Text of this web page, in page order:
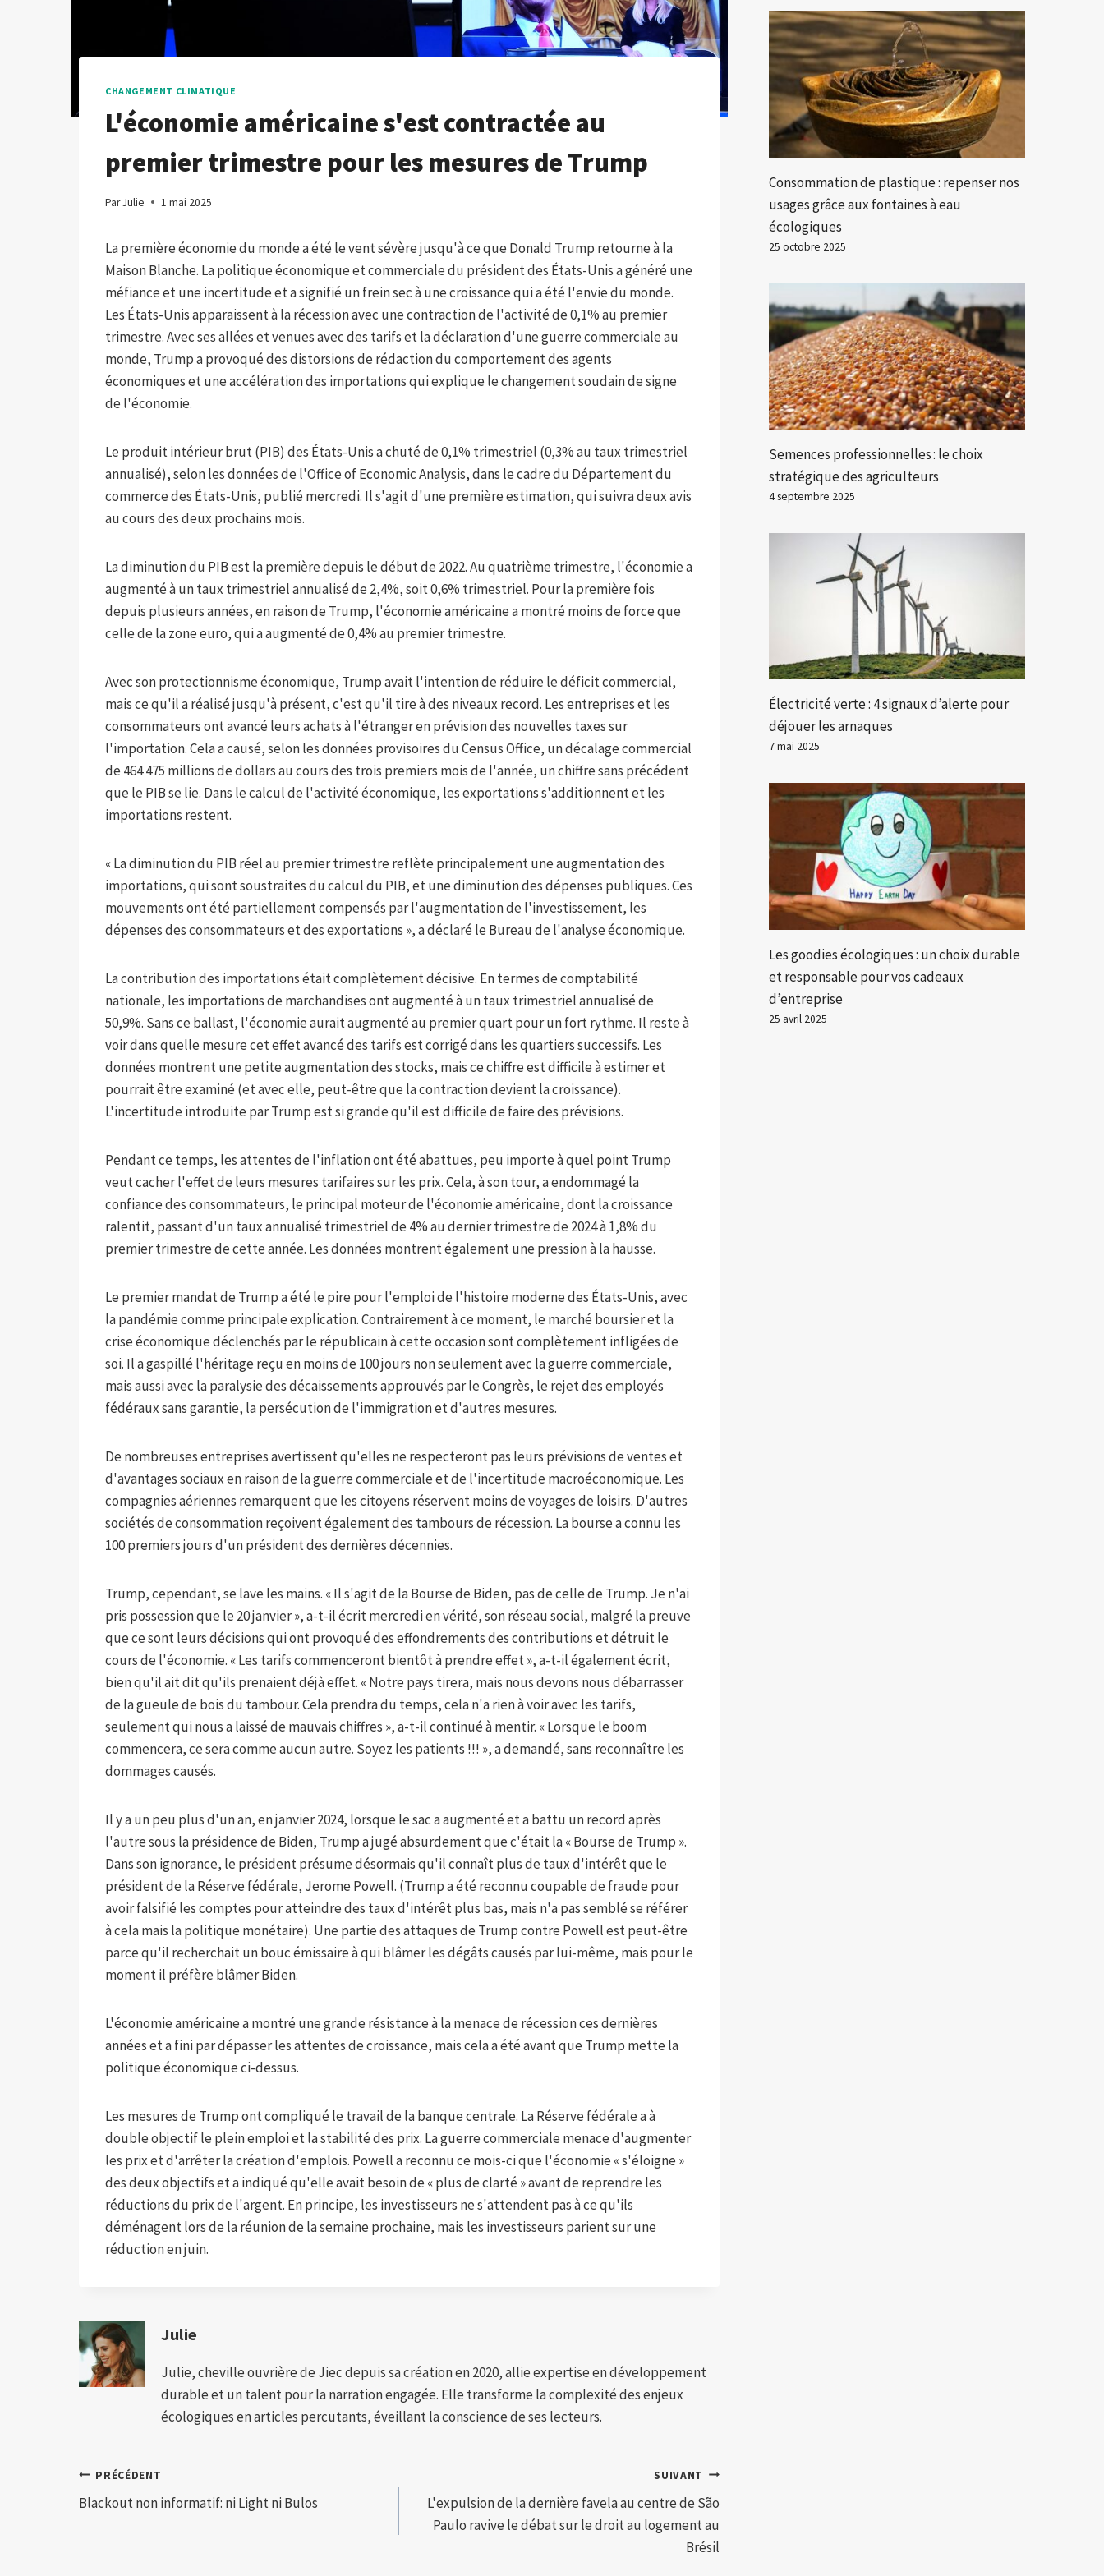
CHANGEMENT CLIMATIQUE
L'économie américaine s'est contractée au
premier trimestre pour les mesures de Trump
ParJulie 1 mai 2025
La première économie du monde a été le vent sévère jusqu'à ce que Donald Trump retourne à la
Maison Blanche. La politique économique et commerciale du président des États-Unis a généré une
méfiance et une incertitude et a signifié un frein sec à une croissance qui a été l'envie du monde.
Les États-Unis apparaissent à la récession avec une contraction de l'activité de 0,1% au premier
trimestre. Avec ses allées et venues avec des tarifs et la déclaration d'une guerre commerciale au
monde, Trump a provoqué des distorsions de rédaction du comportement des agents
économiques et une accélération des importations qui explique le changement soudain de signe
de l'économie.
Le produit intérieur brut (PIB) des États-Unis a chuté de 0,1% trimestriel (0,3% au taux trimestriel
annualisé), selon les données de l'Office of Economic Analysis, dans le cadre du Département du
commerce des États-Unis, publié mercredi. Il s'agit d'une première estimation, qui suivra deux avis
au cours des deux prochains mois.
La diminution du PIB est la première depuis le début de 2022. Au quatrième trimestre, l'économie a
augmenté à un taux trimestriel annualisé de 2,4%, soit 0,6% trimestriel. Pour la première fois
depuis plusieurs années, en raison de Trump, l'économie américaine a montré moins de force que
celle de la zone euro, qui a augmenté de 0,4% au premier trimestre.
Avec son protectionnisme économique, Trump avait l'intention de réduire le déficit commercial,
mais ce qu'il a réalisé jusqu'à présent, c'est qu'il tire à des niveaux record. Les entreprises et les
consommateurs ont avancé leurs achats à l'étranger en prévision des nouvelles taxes sur
l'importation. Cela a causé, selon les données provisoires du Census Office, un décalage commercial
de 464 475 millions de dollars au cours des trois premiers mois de l'année, un chiffre sans précédent
que le PIB se lie. Dans le calcul de l'activité économique, les exportations s'additionnent et les
importations restent.
« La diminution du PIB réel au premier trimestre reflète principalement une augmentation des
importations, qui sont soustraites du calcul du PIB, et une diminution des dépenses publiques. Ces
mouvements ont été partiellement compensés par l'augmentation de l'investissement, les
dépenses des consommateurs et des exportations », a déclaré le Bureau de l'analyse économique.
La contribution des importations était complètement décisive. En termes de comptabilité
nationale, les importations de marchandises ont augmenté à un taux trimestriel annualisé de
50,9%. Sans ce ballast, l'économie aurait augmenté au premier quart pour un fort rythme. Il reste à
voir dans quelle mesure cet effet avancé des tarifs est corrigé dans les quartiers successifs. Les
données montrent une petite augmentation des stocks, mais ce chiffre est difficile à estimer et
pourrait être examiné (et avec elle, peut-être que la contraction devient la croissance).
L'incertitude introduite par Trump est si grande qu'il est difficile de faire des prévisions.
Pendant ce temps, les attentes de l'inflation ont été abattues, peu importe à quel point Trump
veut cacher l'effet de leurs mesures tarifaires sur les prix. Cela, à son tour, a endommagé la
confiance des consommateurs, le principal moteur de l'économie américaine, dont la croissance
ralentit, passant d'un taux annualisé trimestriel de 4% au dernier trimestre de 2024 à 1,8% du
premier trimestre de cette année. Les données montrent également une pression à la hausse.
Le premier mandat de Trump a été le pire pour l'emploi de l'histoire moderne des États-Unis, avec
la pandémie comme principale explication. Contrairement à ce moment, le marché boursier et la
crise économique déclenchés par le républicain à cette occasion sont complètement infligées de
soi. Il a gaspillé l'héritage reçu en moins de 100 jours non seulement avec la guerre commerciale,
mais aussi avec la paralysie des décaissements approuvés par le Congrès, le rejet des employés
fédéraux sans garantie, la persécution de l'immigration et d'autres mesures.
De nombreuses entreprises avertissent qu'elles ne respecteront pas leurs prévisions de ventes et
d'avantages sociaux en raison de la guerre commerciale et de l'incertitude macroéconomique. Les
compagnies aériennes remarquent que les citoyens réservent moins de voyages de loisirs. D'autres
sociétés de consommation reçoivent également des tambours de récession. La bourse a connu les
100 premiers jours d'un président des dernières décennies.
Trump, cependant, se lave les mains. « Il s'agit de la Bourse de Biden, pas de celle de Trump. Je n'ai
pris possession que le 20 janvier », a-t-il écrit mercredi en vérité, son réseau social, malgré la preuve
que ce sont leurs décisions qui ont provoqué des effondrements des contributions et détruit le
cours de l'économie. « Les tarifs commenceront bientôt à prendre effet », a-t-il également écrit,
bien qu'il ait dit qu'ils prenaient déjà effet. « Notre pays tirera, mais nous devons nous débarrasser
de la gueule de bois du tambour. Cela prendra du temps, cela n'a rien à voir avec les tarifs,
seulement qui nous a laissé de mauvais chiffres », a-t-il continué à mentir. « Lorsque le boom
commencera, ce sera comme aucun autre. Soyez les patients !!! », a demandé, sans reconnaître les
dommages causés.
Il y a un peu plus d'un an, en janvier 2024, lorsque le sac a augmenté et a battu un record après
l'autre sous la présidence de Biden, Trump a jugé absurdement que c'était la « Bourse de Trump ».
Dans son ignorance, le président présume désormais qu'il connaît plus de taux d'intérêt que le
président de la Réserve fédérale, Jerome Powell. (Trump a été reconnu coupable de fraude pour
avoir falsifié les comptes pour atteindre des taux d'intérêt plus bas, mais n'a pas semblé se référer
à cela mais la politique monétaire). Une partie des attaques de Trump contre Powell est peut-être
parce qu'il recherchait un bouc émissaire à qui blâmer les dégâts causés par lui-même, mais pour le
moment il préfère blâmer Biden.
L'économie américaine a montré une grande résistance à la menace de récession ces dernières
années et a fini par dépasser les attentes de croissance, mais cela a été avant que Trump mette la
politique économique ci-dessus.
Les mesures de Trump ont compliqué le travail de la banque centrale. La Réserve fédérale a à
double objectif le plein emploi et la stabilité des prix. La guerre commerciale menace d'augmenter
les prix et d'arrêter la création d'emplois. Powell a reconnu ce mois-ci que l'économie « s'éloigne »
des deux objectifs et a indiqué qu'elle avait besoin de « plus de clarté » avant de reprendre les
réductions du prix de l'argent. En principe, les investisseurs ne s'attendent pas à ce qu'ils
déménagent lors de la réunion de la semaine prochaine, mais les investisseurs parient sur une
réduction en juin.
Julie
Julie, cheville ouvrière de Jiec depuis sa création en 2020, allie expertise en développement
durable et un talent pour la narration engagée. Elle transforme la complexité des enjeux
écologiques en articles percutants, éveillant la conscience de ses lecteurs.
Navigation
de
PRÉCÉDENT
Blackout non informatif: ni Light ni Bulos
SUIVANT
L'expulsion de la dernière favela au centre de São
Paulo ravive le débat sur le droit au logement au
Brésil
Consommation de plastique : repenser nos
usages grâce aux fontaines à eau
écologiques
25 octobre 2025
Semences professionnelles : le choix
stratégique des agriculteurs
4 septembre 2025
Électricité verte : 4 signaux d’alerte pour
déjouer les arnaques
7 mai 2025
Les goodies écologiques : un choix durable
et responsable pour vos cadeaux
d’entreprise
25 avril 2025